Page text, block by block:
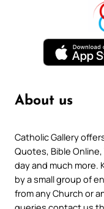
About us
Catholic Gallery
Quotes, Bible
day and much more.
by a small group of
from any Church or